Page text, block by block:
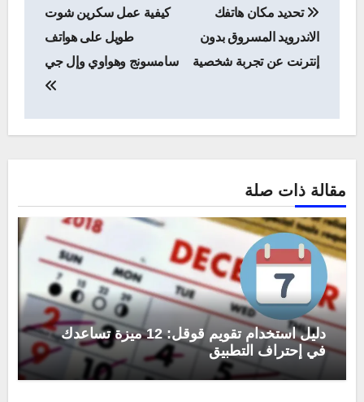
المقالات
تحديد مكان هاتفك
الاندرويد المسروق بدون
إنترنت عن تجربة شخصية
كيفية عمل سكرين شوت
طويل على هواتف
سامسونج وهواوي وإل جي
مقالة ذات صلة
دليل استخدام تقويم قوقل: 12 ميزة تساعدك
في إحتراف التطبيق